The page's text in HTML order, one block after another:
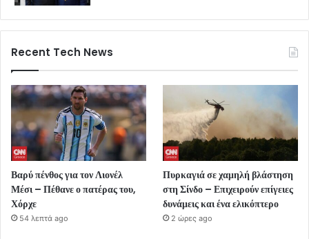
Recent Tech News
Βαρύ πένθος για τον Λιονέλ
Μέσι – Πέθανε ο πατέρας του,
Χόρχε
54 λεπτά ago
Πυρκαγιά σε χαμηλή βλάστηση
στη Σίνδο – Επιχειρούν επίγειες
δυνάμεις και ένα ελικόπτερο
2 ώρες ago